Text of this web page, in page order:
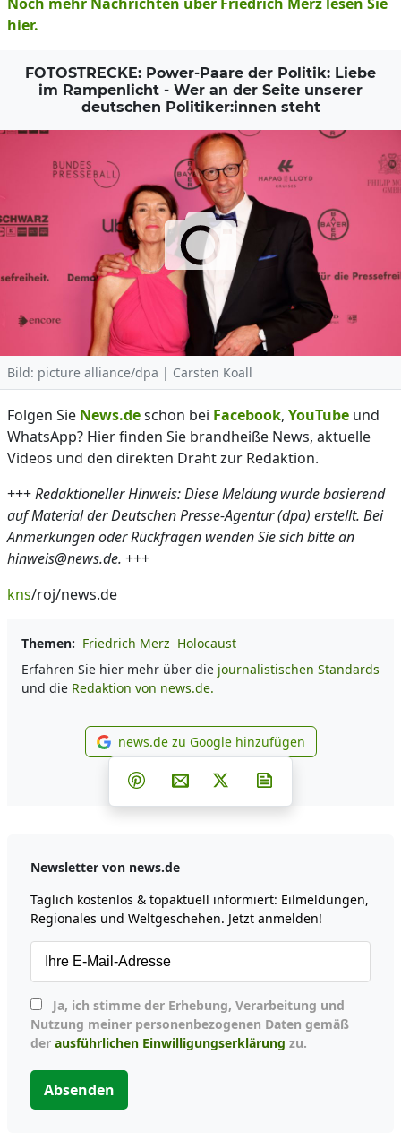
hier.
FOTOSTRECKE: Power-Paare der Politik: Liebe
im Rampenlicht - Wer an der Seite unserer
deutschen Politiker:innen steht
Bild: picture alliance/dpa | Carsten Koall
Folgen Sie News.deschon bei Facebook, YouTube und
WhatsApp? Hier finden Sie brandheiße News, aktuelle
Videos und den direkten Draht zur Redaktion.
+++Redaktioneller Hinweis: Diese Meldung wurde basierend
auf Material der Deutschen Presse-Agentur (dpa) erstellt. Bei
Anmerkungen oder Rückfragen wenden Sie sich bitte an
hinweis@news.de. +++
kns/roj/news.de
Themen: Friedrich Merz Holocaust
Erfahren Sie hier mehr über die journalistischen Standards
und die Redaktion von news.de.
news.de zu Google
news.de zu Google hinzufügen
Teilen auf Facebook
Teilen auf Whatsapp
Teilen auf Telegram
Teilen auf Pinterest
Per E-Mail teilen
Post auf X
Newsletter von news.de
Täglich kostenlos & topaktuell informiert: Eilmeldungen,
Regionales und Weltgeschehen. Jetzt anmelden!
Nutzung meiner personenbezogenen Daten gemäß
der ausführlichen Einwilligungserklärung zu.
Absenden